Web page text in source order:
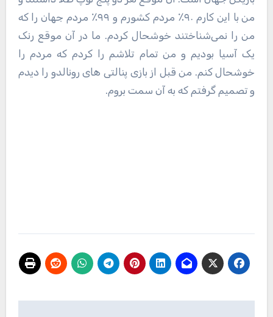
من با این کارم ۹۰٪ مردم کشورم و ۹۹٪ مردم جهان را که
من را نمی‌شناختند خوشحال کردم. ما در آن موقع رنک
یک آسیا بودیم و من تمام تلاشم را کردم که مردم را
خوشحال کنم. من قبل از بازی پنالتی های رونالدو را دیدم
و تصمیم گرفتم که به آن سمت بروم.